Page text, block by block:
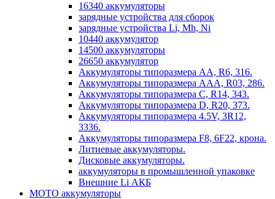
16340 аккумуляторы
зарядные устройства для сборок
зарядные устройства Li, Mh, Ni
10440 аккумулятор
14500 аккумуляторы
26650 аккумулятор
Аккумуляторы типоразмера АА, R6, 316.
Аккумуляторы типоразмера ААА, R03, 286.
Аккумуляторы типоразмера С, R14, 343.
Аккумуляторы типоразмера D, R20, 373.
Аккумуляторы типоразмера 4.5V, 3R12,
3336.
Аккумуляторы типоразмера F8, 6F22, крона.
Литиевые аккумуляторы.
Дисковые аккумуляторы.
аккумуляторы в промышленной упаковке
Внешние Li АКБ
МОТО аккумуляторы